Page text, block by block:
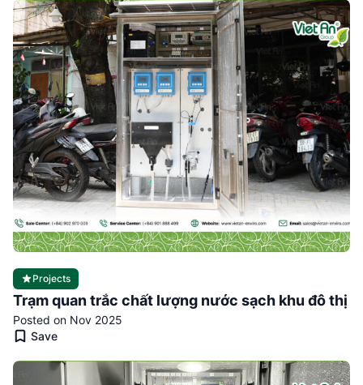
Projects
Trạm quan trắc chất lượng nước sạch khu đô thị
Posted on Nov 2025
Save